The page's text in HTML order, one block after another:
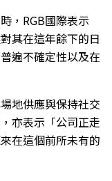
，RGB國際表示
其在這年餘下的日
遍不確定性以及在
地供應與保持社交
亦表示「公司正走
在這個前所未有的